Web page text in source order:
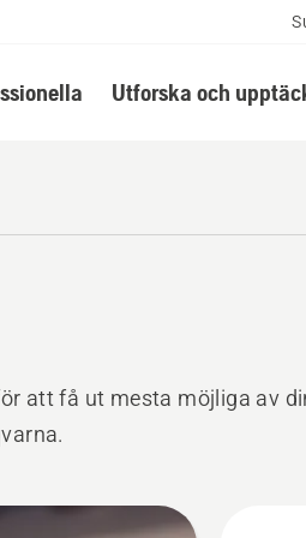
Utforska och
att få ut mesta möjliga av